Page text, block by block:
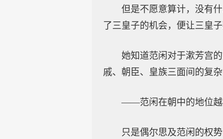
但是不愿意算计，没有
了三皇子的机会，便让三皇
她知道范闲对于漱芳宫
戚、朝臣、皇族三面间的复
——范闲在朝中的地位越
只是偶尔思及范闲的权